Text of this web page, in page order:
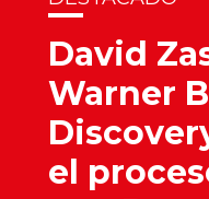
David
Warner
el